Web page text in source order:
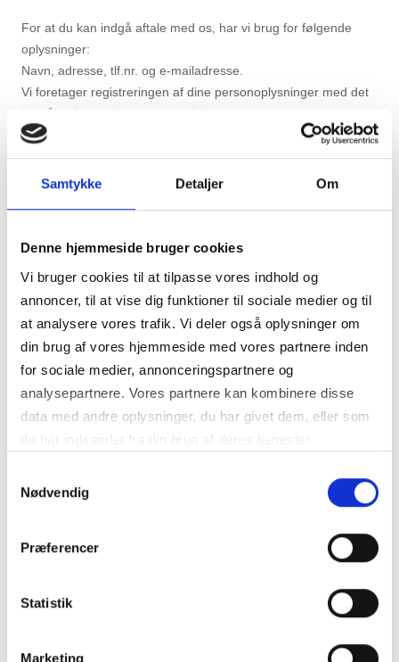
Samtykke Detaljer Om
Denne hjemmeside bruger cookies
Vi bruger cookies til at tilpasse vores indhold og
annoncer, til at vise dig funktioner til sociale medier og til
at analysere vores trafik. Vi deler også oplysninger om
din brug af vores hjemmeside med vores partnere inden
for sociale medier, annonceringspartnere og
analysepartnere. Vores partnere kan kombinere disse
data med andre oplysninger, du har givet dem, eller som
Nødvendig
Præferencer
Statistik
Marketing
For at du kan indgå aftale med os, har vi brug for følgende
oplysninger:
Navn, adresse, tlf.nr. og e-mailadresse.
Vi foretager registreringen af dine personoplysninger med det
formål at kunne levere varen til dig.
Dine oplysninger videregives eller sælges ikke til tredjemand.
Som registreret hos Restaurant SuRi, har du altid ret til at gøre
indsigelse mod registreringen. Du har også ret til indsigt i hvilke
rettes til: info@suri.dk.
Klageadgang
Hvis du vil klage over dit køb, skal du rette henvendelse til os
på info@suri.dk. Hvis det ikke lykkes os at finde en løsning,
kan du indgive en klage til relevante nævn på området, såfremt
betingelserne herfor er opfyldt.
Alle beløb er inkl. 25% moms
SALG AF GAVEKORT
Der er 14 dage fortrydelsesret på gavekort.